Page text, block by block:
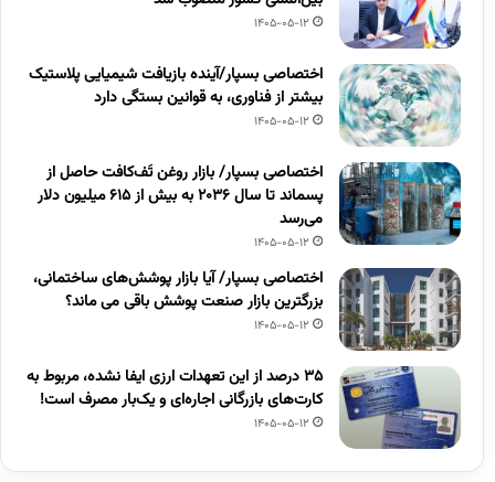
1405-05-12
اختصاصی بسپار/آینده بازیافت شیمیایی پلاستیک
بیشتر از فناوری، به قوانین بستگی دارد
1405-05-12
اختصاصی بسپار/ بازار روغن تَف‌کافت حاصل از
پسماند تا سال ۲۰۳۶ به بیش از ۶۱۵ میلیون دلار
می‌رسد
1405-05-12
اختصاصی بسپار/ آیا بازار پوشش‌های ساختمانی،
بزرگترین بازار صنعت پوشش باقی می ماند؟
1405-05-12
۳۵ درصد از این تعهدات ارزی ایفا نشده، مربوط به
کارت‌های بازرگانی اجاره‌ای و یک‌بار مصرف است!
1405-05-12